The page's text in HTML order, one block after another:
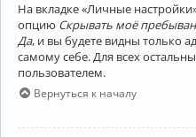
На вкладке «Личные
опцию Скрывать моё
Да, и вы будете видны только
самому себе. Для всех
пользователем.
Вернуться к началу